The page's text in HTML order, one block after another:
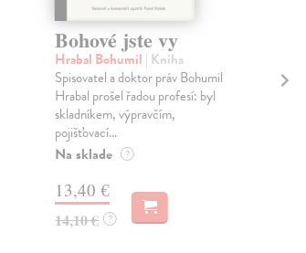
Bohové jste vy
Hrabal Bohumil | Kniha
Spisovatel a doktor práv Bohumil
Hrabal prošel řadou profesí: byl
skladníkem, výpravčím,
pojišťovací...
Na sklade ?
13,40 €
14,10 € ?